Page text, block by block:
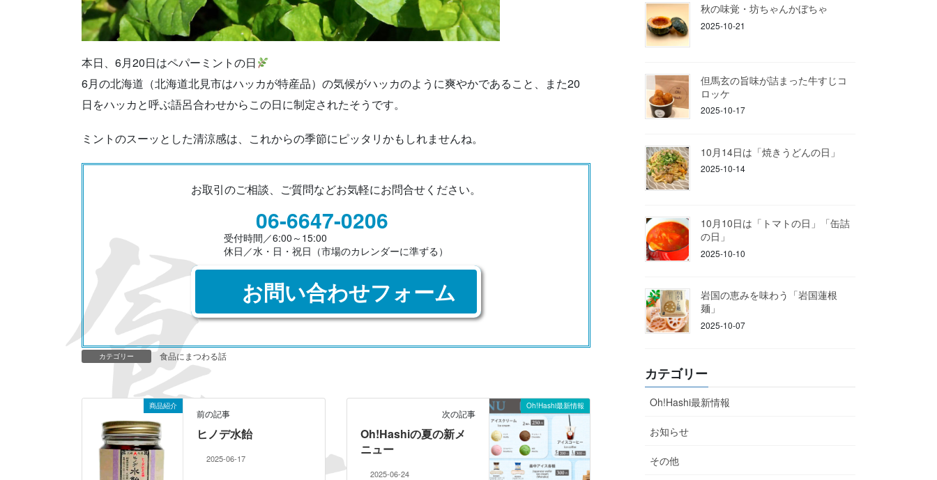
本日、6月20日はペパーミントの日
6月の北海道（北海道北見市はハッカが特産品）の気候がハッカのように爽やかであること、また20
日をハッカと呼ぶ語呂合わせからこの日に制定されたそうです。
ミントのスーッとした清涼感は、これからの季節にピッタリかもしれませんね。
お取引のご相談、ご質問などお気軽にお問合せください。
06-6647-0206
受付時間／6:00～15:00
休日／水・日・祝日（市場のカレンダーに準ずる）
お問い合わせフォーム
カテゴリー 食品にまつわる話
商品紹介
前の記事
ヒノデ水飴
2025-06-17
Oh!Hashi最新情報
次の記事
Oh!Hashiの夏の新メ
ニュー
2025-06-24
秋の味覚・坊ちゃんかぼちゃ
2025-10-21
但馬玄の旨味が詰まった牛すじコ
ロッケ
2025-10-17
10月14日は「焼きうどんの日」
2025-10-14
10月10日は「トマトの日」「缶詰
の日」
2025-10-10
岩国の恵みを味わう「岩国蓮根
麺」
2025-10-07
カテゴリー
Oh!Hashi最新情報
お知らせ
その他